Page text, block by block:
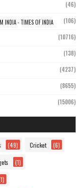
(46)
INDIA - TIMES OF INDIA (106)
(10716)
(138)
(4237)
(8655)
(15006)
(49) Cricket (6)
(1)